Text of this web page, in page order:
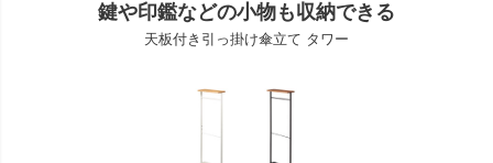
鍵や印鑑などの小物も収納できる
天板付き引っ掛け傘立て タワー